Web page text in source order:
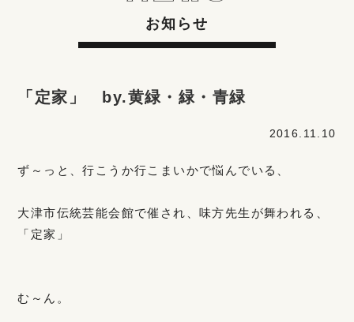
お知らせ
「定家」 by.黄緑・緑・青緑
2016.11.10
ず～っと、行こうか行こまいかで悩んでいる、
大津市伝統芸能会館で催され、味方先生が舞われる、
「定家」
む～ん。